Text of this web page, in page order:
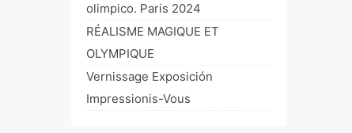
olimpico. Paris 2024
RÉALISME MAGIQUE ET
OLYMPIQUE
Vernissage Exposición
Impressionis-Vous